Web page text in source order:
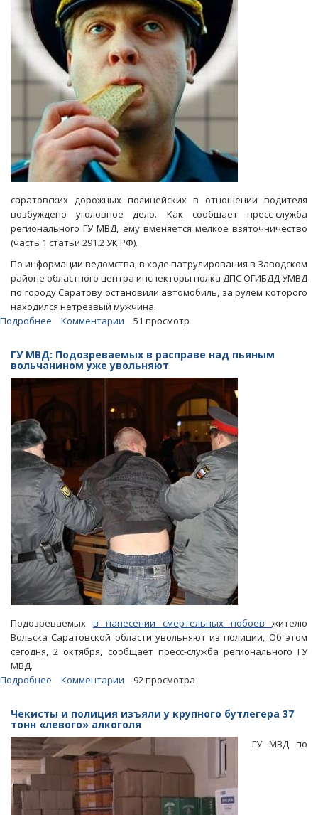
юристу
шьют
вторую
статью
УК
РФ
саратовских дорожных полицейских в отношении водителя
возбуждено уголовное дело. Как сообщает пресс-служба
регионального ГУ МВД, ему вменяется мелкое взяточничество
(часть 1 статьи 291.2 УК РФ).
По информации ведомства, в ходе патрулирования в Заводском
районе областного центра инспекторы полка ДПС ОГИБДД УМВД
по городу Саратову остановили автомобиль, за рулем которого
находился нетрезвый мужчина.
Подробнее
откупиться
от
полиции
водитель
попал
статью
Комментарии 51 просмотр
ГУ МВД: Подозреваемых в расправе над пьяным
вольчанином уже увольняют
Подозреваемых в нанесении смертельных побоев жителю
Вольска Саратовской области увольняют из полиции, Об этом
сегодня, 2 октября, сообщает пресс-служба регионального ГУ
МВД.
Подробнее
Подозреваемых
в
расправе
пьяным
вольчанином
уже
Комментарии 92 просмотра
Чекисты и полиция изъяли у крупного бутлегера 37
тонн «левого» алкоголя
ГУ МВД по